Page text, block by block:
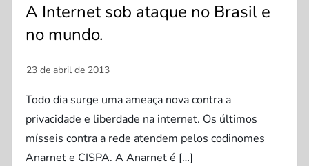
A Internet sob ataque no Brasil e
no mundo.
Todo dia surge uma ameaça nova contra a
privacidade e liberdade na internet. Os últimos
mísseis contra a rede atendem pelos codinomes
Anarnet e CISPA. A Anarnet é […]